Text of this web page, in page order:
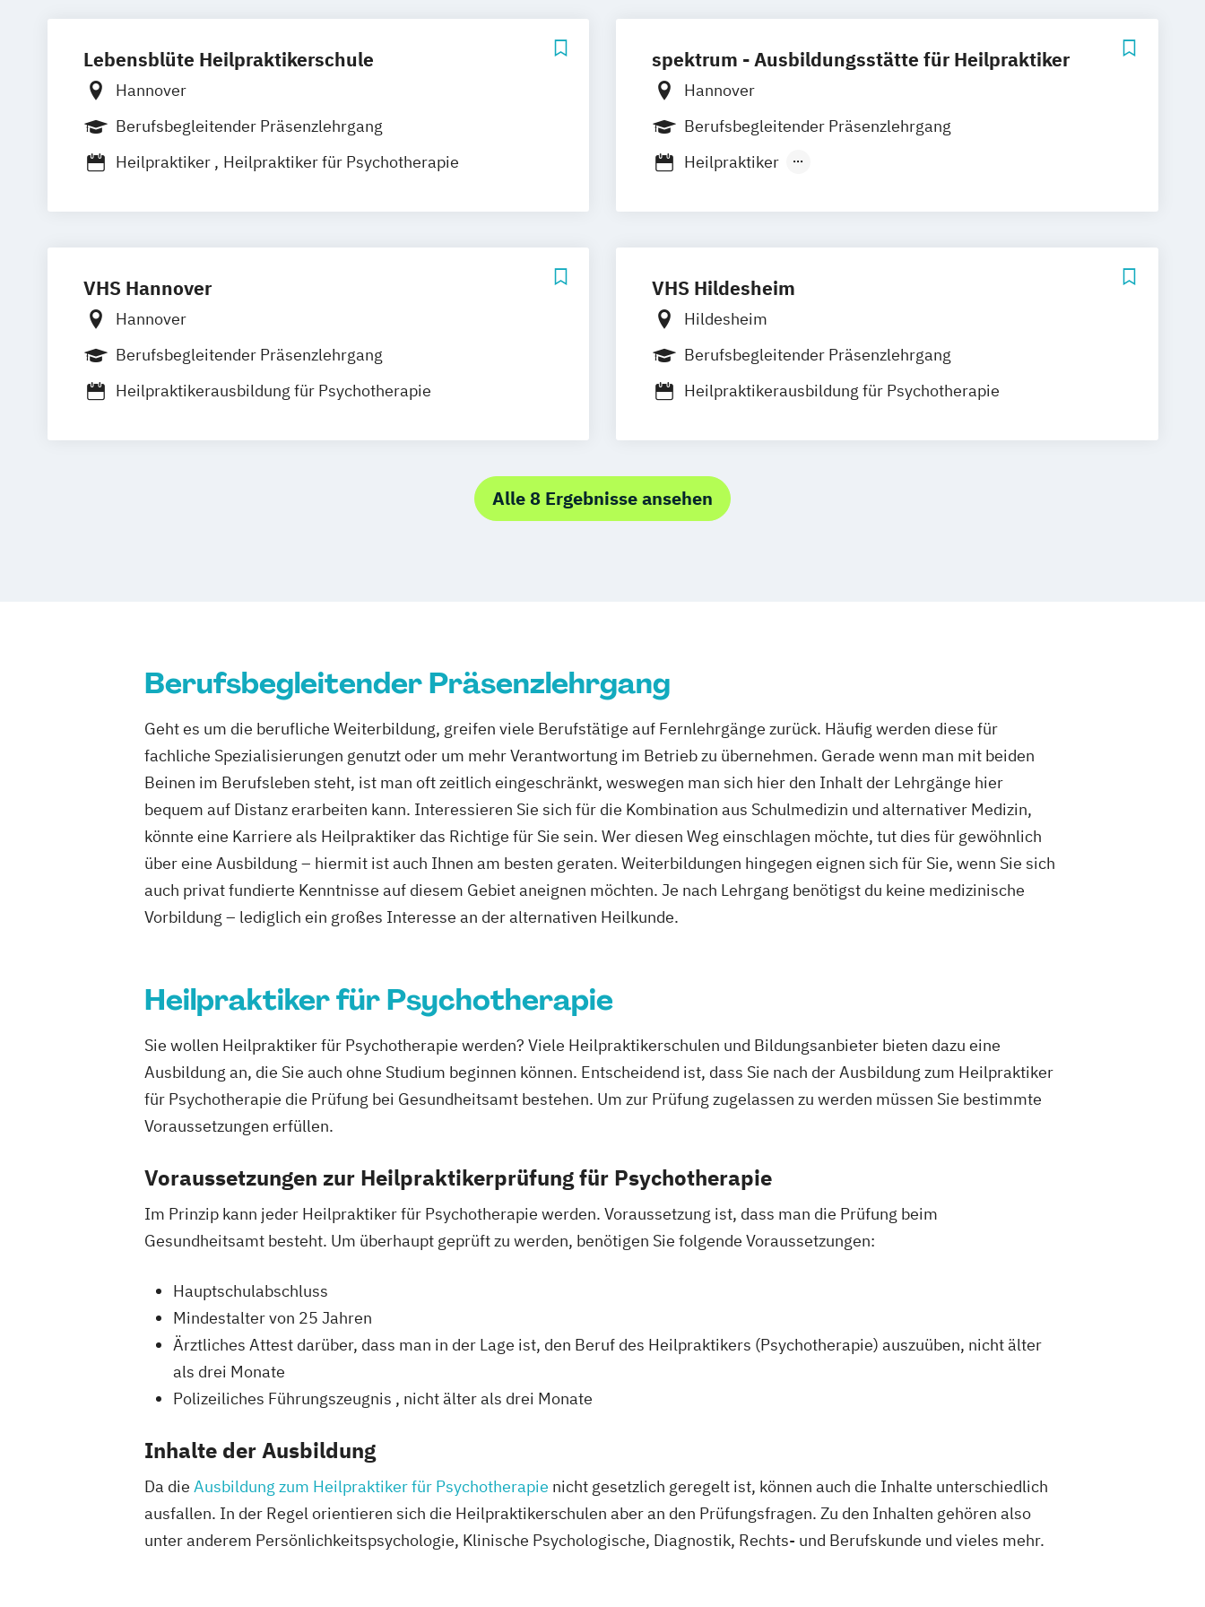
Lebensblüte Heilpraktikerschule
Hannover
Berufsbegleitender Präsenzlehrgang
Heilpraktiker
Heilpraktiker für Psychotherapie
spektrum - Ausbildungsstätte für Heilpraktiker
Hannover
Berufsbegleitender Präsenzlehrgang
Heilpraktiker
VHS Hannover
Hannover
Berufsbegleitender Präsenzlehrgang
Heilpraktikerausbildung für Psychotherapie
VHS Hildesheim
Hildesheim
Berufsbegleitender Präsenzlehrgang
Heilpraktikerausbildung für Psychotherapie
Alle 8 Ergebnisse ansehen
Berufsbegleitender Präsenzlehrgang
Geht es um die berufliche Weiterbildung, greifen viele Berufstätige auf Fernlehrgänge zurück. Häufig werden diese für
fachliche Spezialisierungen genutzt oder um mehr Verantwortung im Betrieb zu übernehmen. Gerade wenn man mit beiden
Beinen im Berufsleben steht, ist man oft zeitlich eingeschränkt, weswegen man sich hier den Inhalt der Lehrgänge hier
bequem auf Distanz erarbeiten kann. Interessieren Sie sich für die Kombination aus Schulmedizin und alternativer Medizin,
könnte eine Karriere als Heilpraktiker das Richtige für Sie sein. Wer diesen Weg einschlagen möchte, tut dies für gewöhnlich
über eine Ausbildung – hiermit ist auch Ihnen am besten geraten. Weiterbildungen hingegen eignen sich für Sie, wenn Sie sich
auch privat fundierte Kenntnisse auf diesem Gebiet aneignen möchten. Je nach Lehrgang benötigst du keine medizinische
Vorbildung – lediglich ein großes Interesse an der alternativen Heilkunde.
Heilpraktiker für Psychotherapie
Sie wollen Heilpraktiker für Psychotherapie werden? Viele Heilpraktikerschulen und Bildungsanbieter bieten dazu eine
Ausbildung an, die Sie auch ohne Studium beginnen können. Entscheidend ist, dass Sie nach der Ausbildung zum Heilpraktiker
für Psychotherapie die Prüfung bei Gesundheitsamt bestehen. Um zur Prüfung zugelassen zu werden müssen Sie bestimmte
Voraussetzungen erfüllen.
Voraussetzungen zur Heilpraktikerprüfung für Psychotherapie
Im Prinzip kann jeder Heilpraktiker für Psychotherapie werden. Voraussetzung ist, dass man die Prüfung beim
Gesundheitsamt besteht. Um überhaupt geprüft zu werden, benötigen Sie folgende Voraussetzungen:
Hauptschulabschluss
Mindestalter von 25 Jahren
Ärztliches Attest darüber, dass man in der Lage ist, den Beruf des Heilpraktikers (Psychotherapie) auszuüben, nicht älter
als drei Monate
Polizeiliches Führungszeugnis , nicht älter als drei Monate
Inhalte der Ausbildung
Da die Ausbildung zum Heilpraktiker für Psychotherapie nicht gesetzlich geregelt ist, können auch die Inhalte unterschiedlich
ausfallen. In der Regel orientieren sich die Heilpraktikerschulen aber an den Prüfungsfragen. Zu den Inhalten gehören also
unter anderem Persönlichkeitspsychologie, Klinische Psychologische, Diagnostik, Rechts- und Berufskunde und vieles mehr.